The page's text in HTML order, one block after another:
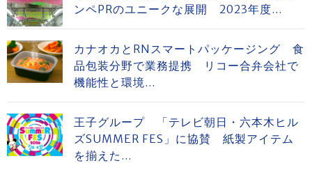
ンペPRのユニークな展開 2023年度...
カナオカとRNスマートパッケージング 食
品包装分野で業務提携 リコー合弁会社で
機能性と環境...
王子グループ 「テレビ朝日・六本木ヒル
ズSUMMER FES」に協賛 紙製アイテム
を揃えた...